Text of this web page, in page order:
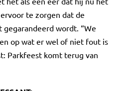
te zorgen dat de
wordt. “We
op wat er wel of niet fout is
Parkfeest komt terug van